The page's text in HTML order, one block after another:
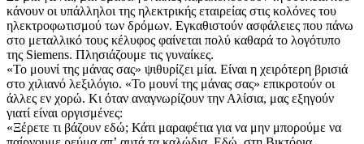
κάνουν οι υπάλληλοι της ηλεκτρικής εταιρείας στις κολόνες του
ηλεκτροφωτισμού των δρόμων. Εγκαθιστούν ασφάλειες που πάνω
στο μεταλλικό τους κέλυφος φαίνεται πολύ καθαρά το λογότυπο
της Siemens. Πλησιάζουμε τις γυναίκες.
«Το μουνί της μάνας σας» ψιθυρίζει μία. Είναι η χειρότερη βρισιά
στο χιλιανό λεξιλόγιο. «Το μουνί της μάνας σας» επικροτούν οι
άλλες εν χορώ. Κι όταν αναγνωρίζουν την Αλίσια, μας εξηγούν
γιατί είναι οργισμένες:
«Ξέρετε τι βάζουν εδώ; Κάτι μαραφέτια για να μην μπορούμε να